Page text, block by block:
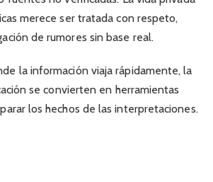
merece ser tratada con respeto,
de rumores sin base real.
la información viaja rápidamente, la
se convierten en herramientas
los hechos de las interpretaciones.